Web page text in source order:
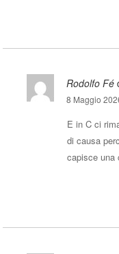
Rodolfo Fé
8 Maggio
E in C ci
di causa
capisce una